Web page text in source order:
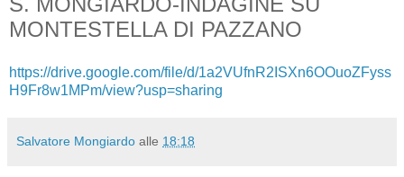
MONTESTELLA DI PAZZANO
https://drive.google.com/file/d/1a2VUfnR2ISXn6OOuoZFyss
H9Fr8w1MPm/view?usp=sharing
Salvatore Mongiardo alle 18:18